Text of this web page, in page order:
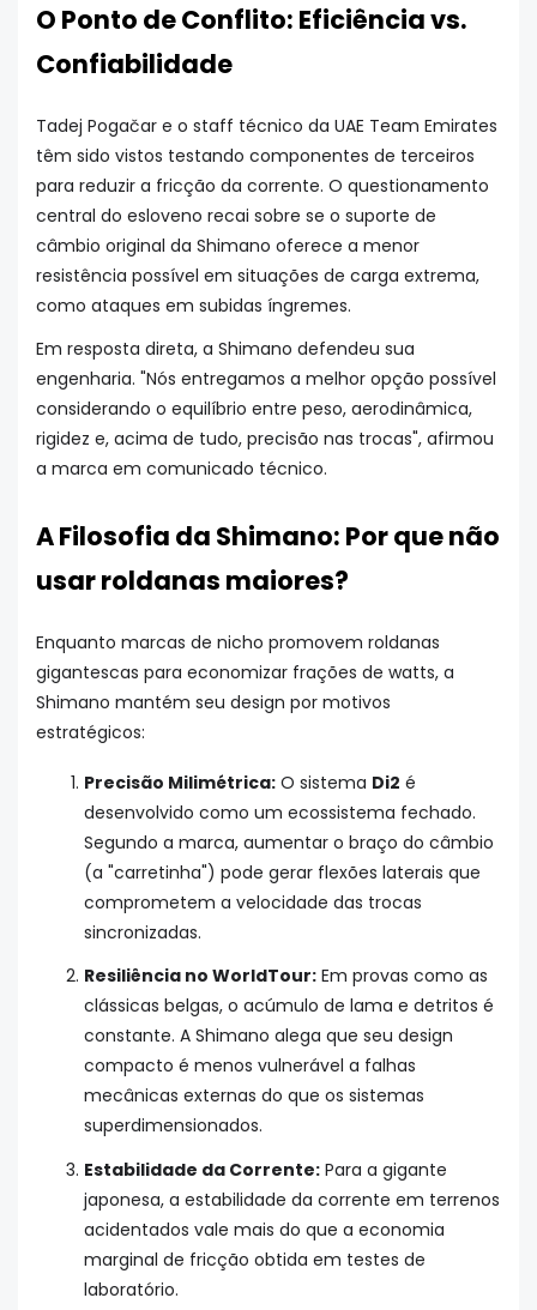
O Ponto de Conflito: Eficiência vs.
Confiabilidade
Tadej Pogačar e o staff técnico da UAE Team Emirates
têm sido vistos testando componentes de terceiros
para reduzir a fricção da corrente. O questionamento
central do esloveno recai sobre se o suporte de
câmbio original da Shimano oferece a menor
resistência possível em situações de carga extrema,
como ataques em subidas íngremes.
Em resposta direta, a Shimano defendeu sua
engenharia. "Nós entregamos a melhor opção possível
considerando o equilíbrio entre peso, aerodinâmica,
rigidez e, acima de tudo, precisão nas trocas", afirmou
a marca em comunicado técnico.
A Filosofia da Shimano: Por que não
usar roldanas maiores?
Enquanto marcas de nicho promovem roldanas
gigantescas para economizar frações de watts, a
Shimano mantém seu design por motivos
estratégicos:
Precisão Milimétrica: O sistema Di2 é
desenvolvido como um ecossistema fechado.
Segundo a marca, aumentar o braço do câmbio
(a "carretinha") pode gerar flexões laterais que
comprometem a velocidade das trocas
sincronizadas.
Resiliência no WorldTour: Em provas como as
clássicas belgas, o acúmulo de lama e detritos é
constante. A Shimano alega que seu design
compacto é menos vulnerável a falhas
mecânicas externas do que os sistemas
superdimensionados.
Estabilidade da Corrente: Para a gigante
japonesa, a estabilidade da corrente em terrenos
acidentados vale mais do que a economia
marginal de fricção obtida em testes de
laboratório.